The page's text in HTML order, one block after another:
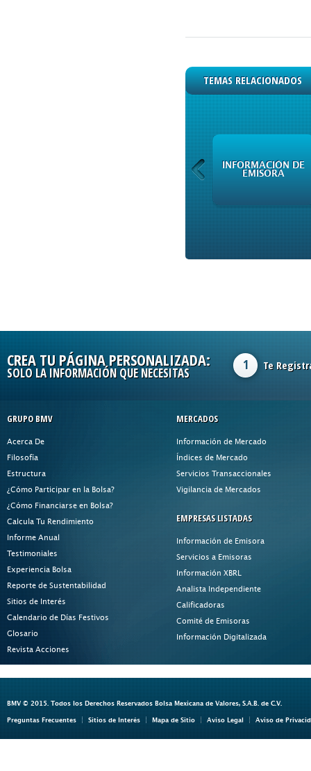
TEMAS RELACIONADOS
INFORMACIÓN DE
INFORMACIÓN DE
EMISORA
CREA TU PÁGINA PERSONALIZADA:
SOLO LA INFORMACIÓN QUE NECESITAS
1 Te
GRUPO BMV
Acerca De
Filosofía
Estructura
¿Cómo Participar en la Bolsa?
¿Cómo Financiarse en Bolsa?
Calcula Tu Rendimiento
Informe Anual
Testimoniales
Experiencia Bolsa
Reporte de Sustentabilidad
Sitios de Interés
Calendario de Días Festivos
Glosario
Revista Acciones
MERCADOS
Información de Mercado
Índices de Mercado
Servicios Transaccionales
Vigilancia de Mercados
EMPRESAS LISTADAS
Información de Emisora
Servicios a Emisoras
Información XBRL
Analista Independiente
Calificadoras
Comité de Emisoras
Información Digitalizada
BMV © 2015. Todos los Derechos Reservados Bolsa Mexicana de Valores, S.A.B. de C.V.
Preguntas Frecuentes Sitios de Interés Mapa de Sitio Aviso Legal Aviso de